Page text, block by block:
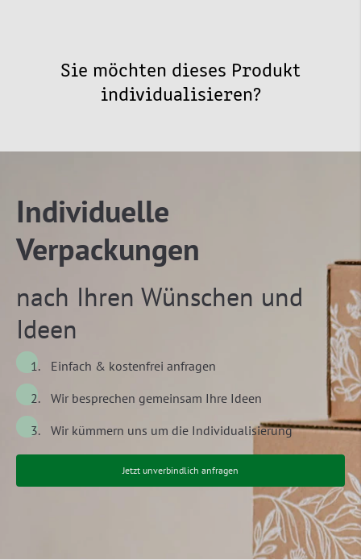
Sie möchten dieses Produkt
individualisieren?
Individuelle
Verpackungen
nach Ihren Wünschen und
Ideen
Einfach & kostenfrei anfragen
Wir besprechen gemeinsam Ihre Ideen
Wir kümmern uns um die Individualisierung
Jetzt unverbindlich anfragen